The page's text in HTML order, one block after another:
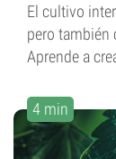
El cultivo
pero también
Aprende a
4 min